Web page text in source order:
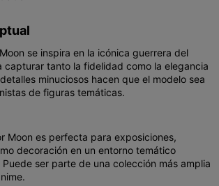
se inspira en la icónica guerrera del
capturar tanto la fidelidad como la elegancia
minuciosos hacen que el modelo sea
de figuras temáticas.
Moon es perfecta para exposiciones,
decoración en un entorno temático
ser parte de una colección más amplia